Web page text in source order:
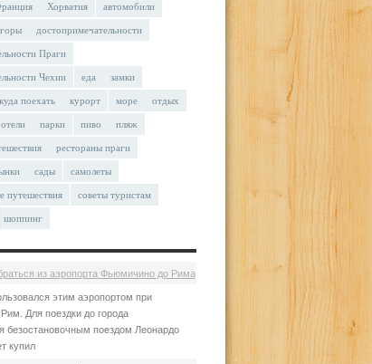
Хорватия автомобили
горы достопримечательности
Праги
Чехии еда замки
куда поехать курорт море отдых
отели парки пиво пляж
рестораны праги
сады самолеты
путешествия советы туристам
шоппинг
из аэропорта Фьюмичино до Рима
этим аэропортом при
Для поездки до города
безостановочным поездом Леонардо
купил